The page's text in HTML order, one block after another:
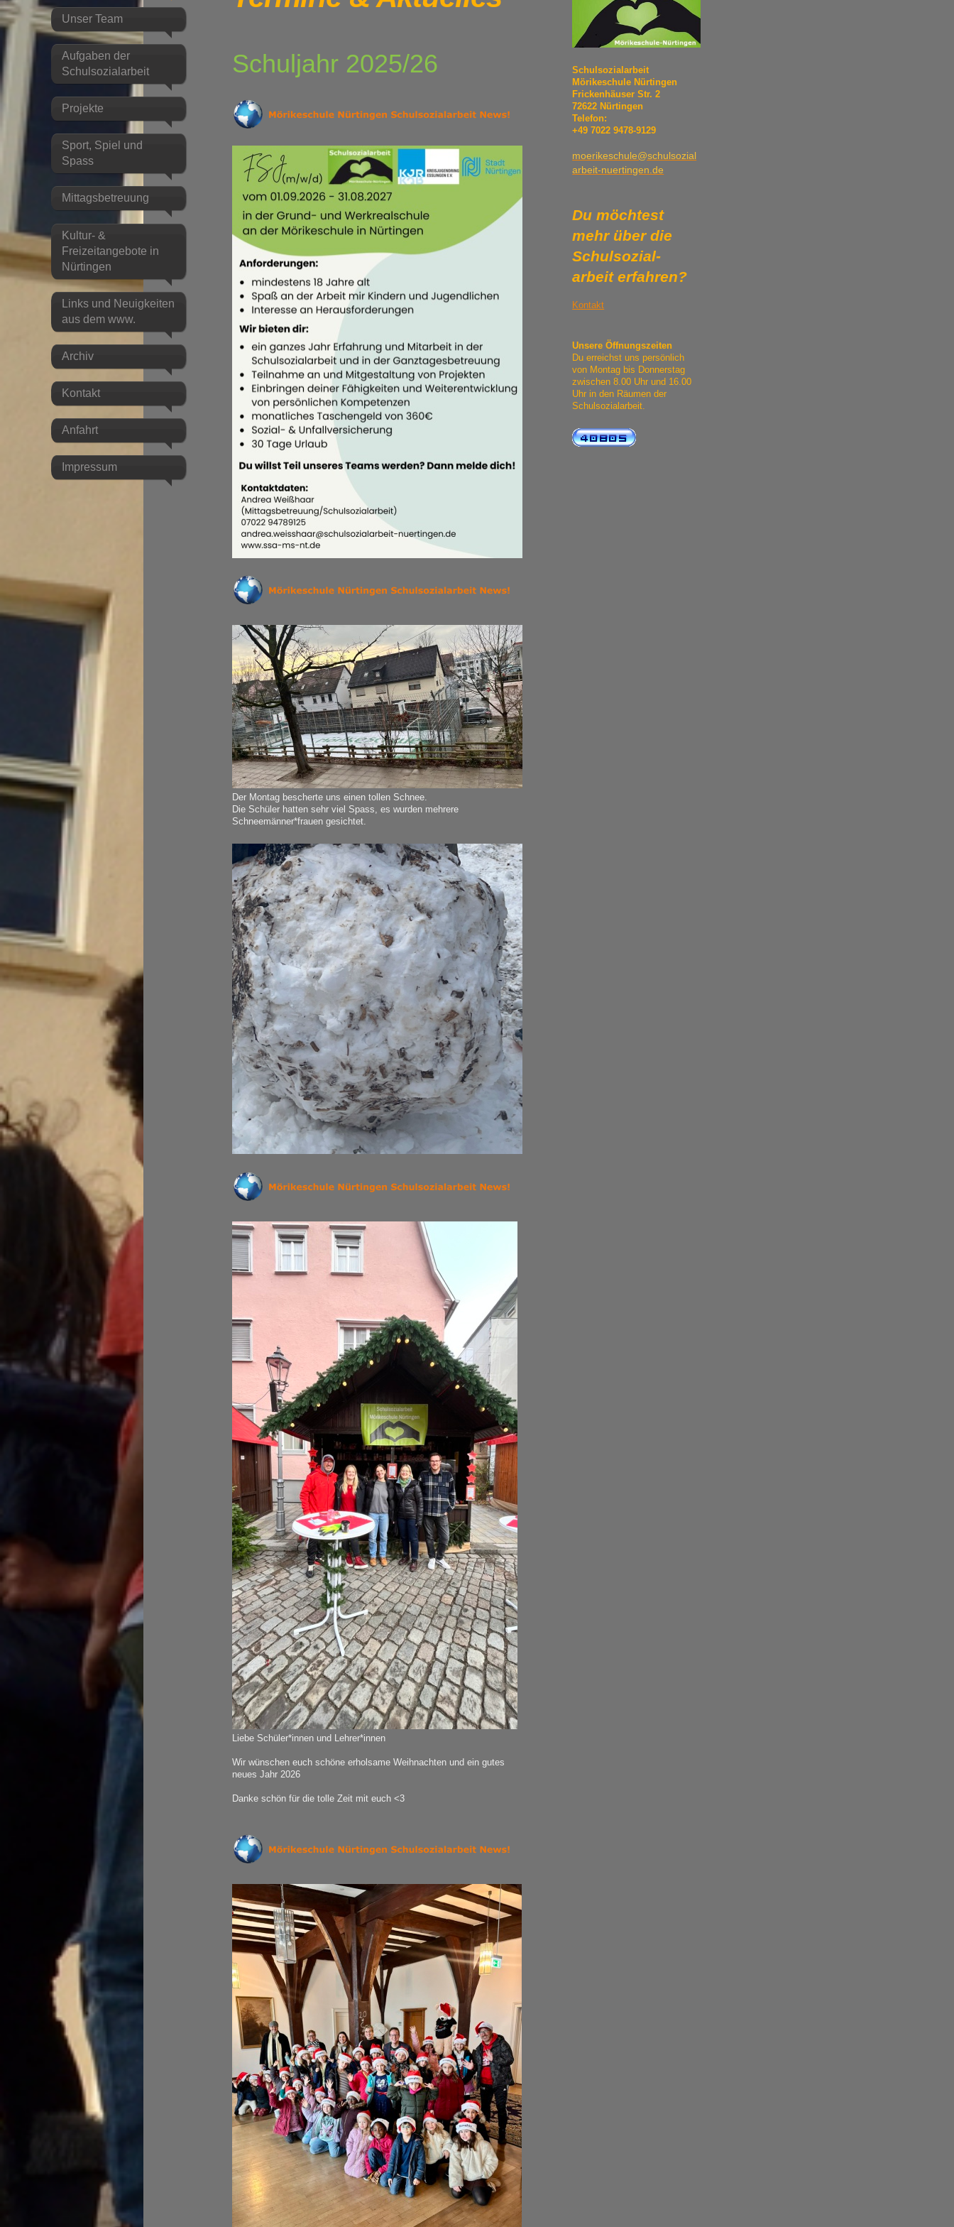
Unser Team
Aufgaben der
Schulsozialarbeit
Projekte
Sport, Spiel und
Spass
Mittagsbetreuung
Kultur- &
Freizeitangebote in
Nürtingen
Links und Neuigkeiten
aus dem www.
Archiv
Kontakt
Anfahrt
Impressum
Schuljahr 2025/26
Der Montag bescherte uns einen tollen Schnee.
Die Schüler hatten sehr viel Spass, es wurden mehrere
Schneemänner*frauen gesichtet.
Liebe Schüler*innen und Lehrer*innen
Wir wünschen euch schöne erholsame Weihnachten und ein gutes
neues Jahr 2026
Danke schön für die tolle Zeit mit euch <3
Schulsozialarbeit
Mörikeschule Nürtingen
Frickenhäuser Str. 2
72622 Nürtingen
Telefon:
+49 7022 9478-9129
moerikeschule@schulsozial
arbeit-nuertingen.de
Du möchtest
mehr über die
Schulsozial-
arbeit erfahren?
Kontakt
Unsere Öffnungszeiten
Du erreichst uns persönlich
von Montag bis Donnerstag
zwischen 8.00 Uhr und 16.00
Uhr in den Räumen der
Schulsozialarbeit.